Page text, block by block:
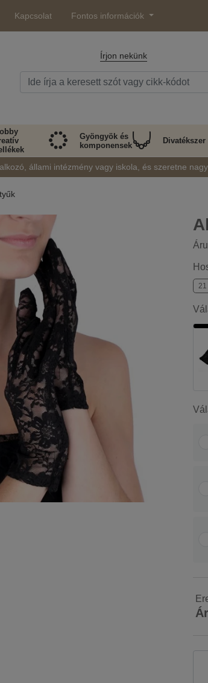
Kapcsolat Fontos információk
Írjon nekünk
Gyöngyök és
komponensek
Divatékszer
állami intézmény vagy iskola, és szeretne
21